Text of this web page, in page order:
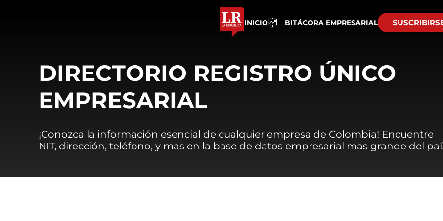
INICIO BITÁCORA EMPRESARIAL
DIRECTORIO REGISTRO ÚNICO
EMPRESARIAL
¡Conozca la información esencial de cualquier empresa de Colombia! Encuentre
NIT, dirección, teléfono, y mas en la base de datos empresarial mas grande del